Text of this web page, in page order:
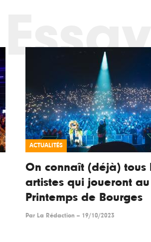
ACTUALITÉS
On connaît (déjà) tous
artistes qui joueront
Printemps de Bourges
Par La Rédaction -- 19/10/2023